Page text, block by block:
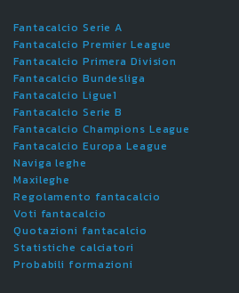
Fantacalcio Serie A
Fantacalcio Premier League
Fantacalcio Primera Division
Fantacalcio Bundesliga
Fantacalcio Ligue1
Fantacalcio Serie B
Fantacalcio Champions League
Fantacalcio Europa League
Naviga leghe
Maxileghe
Regolamento fantacalcio
Voti fantacalcio
Quotazioni fantacalcio
Statistiche calciatori
Probabili formazioni